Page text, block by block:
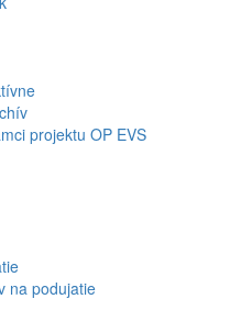
projektu OP EVS
na podujatie